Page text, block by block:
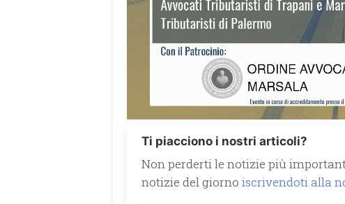
Ti piacciono i nostri articoli?
Non perderti le notizie più
notizie del giorno iscrivendoti alla